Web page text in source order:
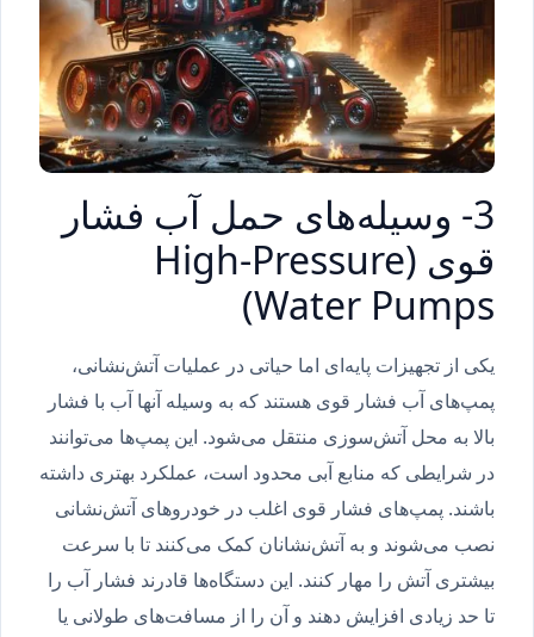
3- وسیله‌های حمل آب فشار
قوی (High-Pressure
Water Pumps)
یکی از تجهیزات پایه‌ای اما حیاتی در عملیات آتش‌نشانی،
پمپ‌های آب فشار قوی هستند که به وسیله آنها آب با فشار
بالا به محل آتش‌سوزی منتقل می‌شود. این پمپ‌ها می‌توانند
در شرایطی که منابع آبی محدود است، عملکرد بهتری داشته
باشند. پمپ‌های فشار قوی اغلب در خودروهای آتش‌نشانی
نصب می‌شوند و به آتش‌نشانان کمک می‌کنند تا با سرعت
بیشتری آتش را مهار کنند. این دستگاه‌ها قادرند فشار آب را
تا حد زیادی افزایش دهند و آن را از مسافت‌های طولانی یا